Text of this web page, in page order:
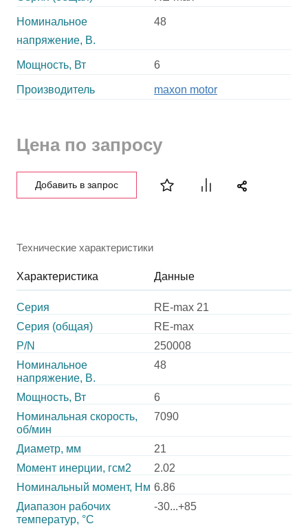
Номинальное
напряжение, В.
48
Мощность, Вт 6
Производитель maxon motor
Цена по запросу
Добавить в запрос
Технические характеристики
Характеристика Данные
Серия
RE-max 21
Серия (общая)
RE-max
P/N
250008
Номинальное
напряжение, В.
48
Мощность, Вт
6
Номинальная скорость,
об/мин
7090
Диаметр, мм
21
Момент инерции, гсм2
2.02
Номинальный момент, Нм 6.86
Диапазон рабочих
температур, °С
-30...+85